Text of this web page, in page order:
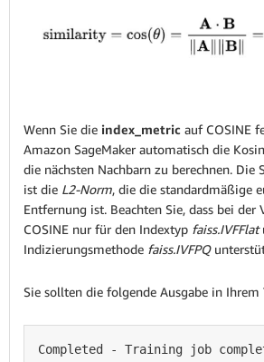
Wenn Sie die index_metric auf COSINE
Amazon SageMaker automatisch die
die nächsten Nachbarn zu berechnen. Die
ist die L2-Norm, die die standardmäßige
Entfernung ist. Beachten Sie, dass bei der
COSINE nur für den Indextyp faiss.IVFFlat
Indizierungsmethode faiss.IVFPQ
Sie sollten die folgende Ausgabe in Ihrem
Completed - Training job